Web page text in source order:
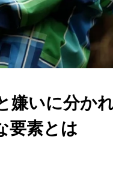
嫌いに分か
要素とは